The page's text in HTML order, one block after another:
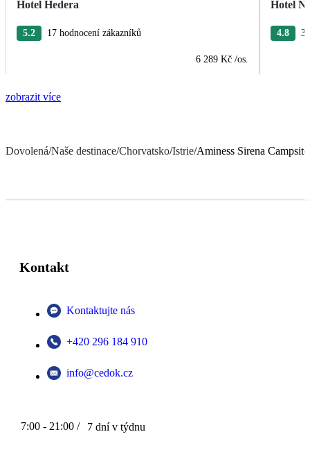
Hotel Hedera
5.2 17 hodnocení zákazníků
6 289 Kč /os.
Hotel
4.8
zobrazit více
Dovolená/Naše destinace/Chorvatsko/Istrie/Aminess Sirena
Kontakt
Kontaktujte nás
+420 296 184 910
info@cedok.cz
7:00 - 21:00 / 7 dní v týdnu